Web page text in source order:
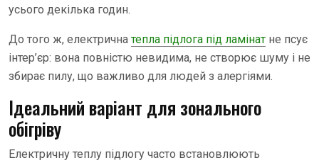
усього декілька годин.
До того ж, електрична тепла підлога під ламінат не псує
інтер’єр: вона повністю невидима, не створює шуму і не
збирає пилу, що важливо для людей з алергіями.
Ідеальний варіант для зонального
обігріву
Електричну теплу підлогу часто встановлюють